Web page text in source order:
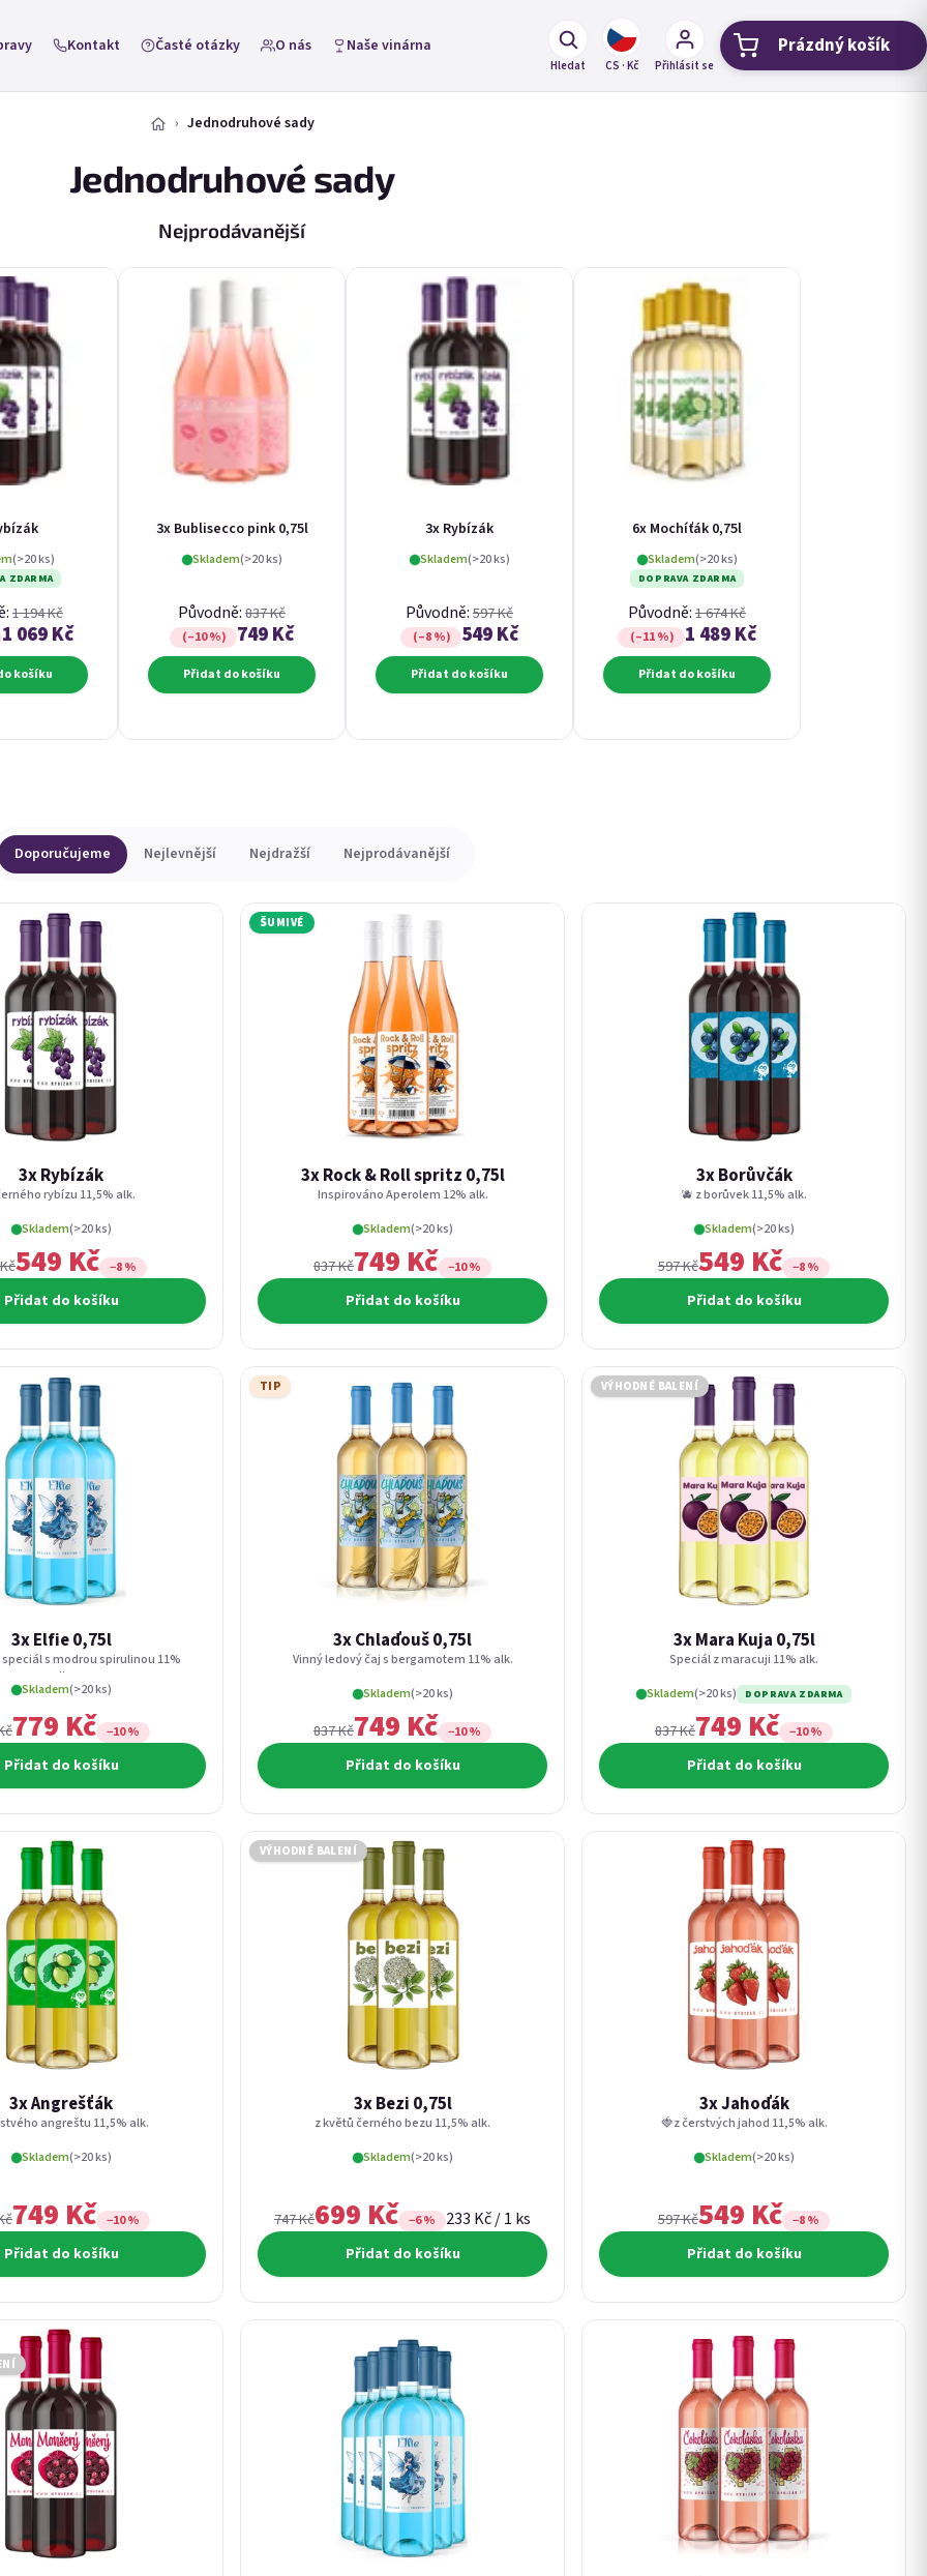
Kontakt Časté otázky O nás Naše vinárna
Hledat CS · Kč Přihlásit se Nákupní
Prázdný košík
Jednodruhové sady
Jednodruhové sady
Nejprodávanější
(>20 ks)
ZDARMA
1 194 Kč
1 069 Kč
košíku
3x Bublisecco pink 0,75l
Skladem(>20 ks)
Původně: 837 Kč
(–10 %) 749 Kč
Přidat do košíku
3x Rybízák
Skladem(>20 ks)
Původně: 597 Kč
(–8 %) 549 Kč
Přidat do košíku
6x Mochíťák 0,75l
Skladem(>20 ks)
DOPRAVA ZDARMA
Původně: 1 674 Kč
(–11 %) 1 489 Kč
Přidat do košíku
Doporučujeme Nejlevnější Nejdražší Nejprodávanější
3x Rybízák
rybízu 11,5% alk.
Skladem(>20 ks)
549 Kč −8 %
Přidat do košíku
ŠUMIVÉ
3x Rock & Roll spritz 0,75l
Inspirováno Aperolem 12% alk.
Skladem(>20 ks)
837 Kč749 Kč −10 %
Přidat do košíku
3x Borůvčák
🫐 z borůvek 11,5% alk.
Skladem(>20 ks)
597 Kč549 Kč −8 %
Přidat do košíku
3x Elfie 0,75l
s modrou spirulinou 11%
alk.
Skladem(>20 ks)
779 Kč −10 %
Přidat do košíku
TIP
3x Chlaďouš 0,75l
Vinný ledový čaj s bergamotem 11% alk.
Skladem(>20 ks)
837 Kč749 Kč −10 %
Přidat do košíku
VÝHODNÉ BALENÍ
3x Mara Kuja 0,75l
Speciál z maracuji 11% alk.
Skladem(>20 ks) DOPRAVA ZDARMA
837 Kč749 Kč −10 %
Přidat do košíku
3x Angrešťák
angreštu 11,5% alk.
Skladem(>20 ks)
749 Kč −10 %
Přidat do košíku
VÝHODNÉ BALENÍ
3x Bezi 0,75l
z květů černého bezu 11,5% alk.
Skladem(>20 ks)
747 Kč699 Kč −6 % Měrná cena:
233 Kč / 1 ks
Přidat do košíku
3x Jahoďák
🍓z čerstvých jahod 11,5% alk.
Skladem(>20 ks)
597 Kč549 Kč −8 %
Přidat do košíku